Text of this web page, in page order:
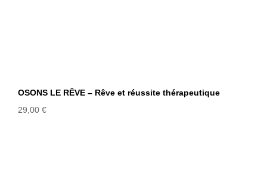
OSONS LE RÊVE – Rêve et réussite thérapeutique
29,00 €